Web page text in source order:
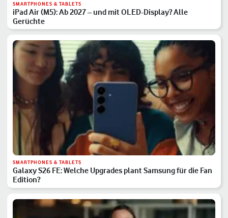
SMARTPHONES & TABLETS
iPad Air (M5): Ab 2027 – und mit OLED-Display? Alle
Gerüchte
SMARTPHONES & TABLETS
Galaxy S26 FE: Welche Upgrades plant Samsung für die Fan
Edition?